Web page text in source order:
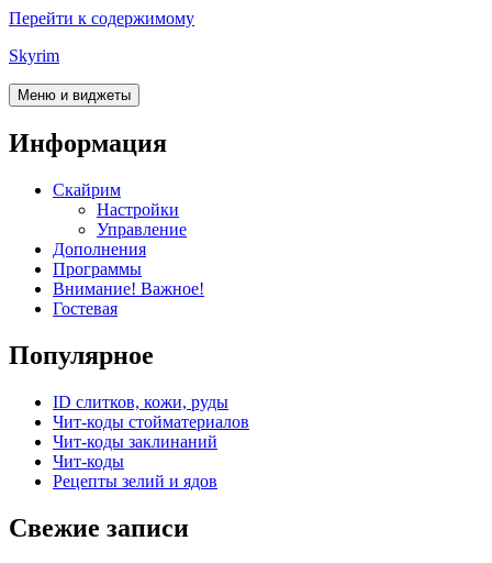
Перейти к содержимому
Skyrim
Меню и виджеты
Информация
Скайрим
Настройки
Управление
Дополнения
Программы
Внимание! Важное!
Гостевая
Популярное
ID слитков, кожи, руды
Чит-коды стойматериалов
Чит-коды заклинаний
Чит-коды
Рецепты зелий и ядов
Свежие записи